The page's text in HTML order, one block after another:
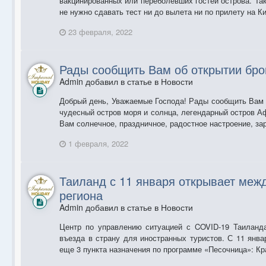
не нужно сдавать тест ни до вылета ни по прилету на
23 февраля, 2022
Рады сообщить Вам об открытии
Admin добавил в статье в Новости
Добрый день, Уважаемые Господа! Рады сообщить Вам
чудесный остров моря и солнца, легендарный остров
Вам солнечное, праздничное, радостное настроение,
1 февраля, 2022
Таиланд с 11 января открывает
региона
Admin добавил в статье в Новости
Центр по управлению ситуацией с COVID-19
въезда в страну для иностранных туристов. С 11
еще 3 пункта назначения по программе «Песочница»: